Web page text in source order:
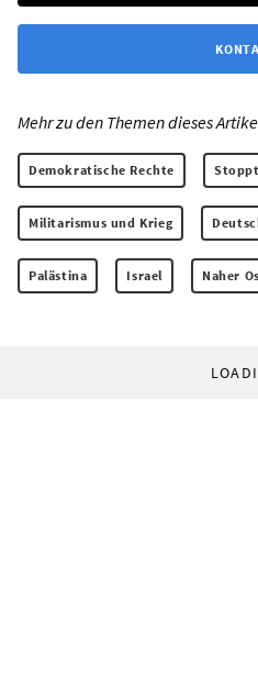
Mehr zu den Themen dieses
Demokratische Rechte
Militarismus und Krieg
Palästina Israel Naher